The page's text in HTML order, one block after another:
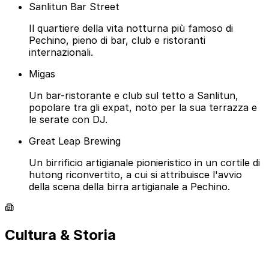
Sanlitun Bar Street
Il quartiere della vita notturna più famoso di
Pechino, pieno di bar, club e ristoranti
internazionali.
Migas
Un bar-ristorante e club sul tetto a Sanlitun,
popolare tra gli expat, noto per la sua terrazza e
le serate con DJ.
Great Leap Brewing
Un birrificio artigianale pionieristico in un cortile di
hutong riconvertito, a cui si attribuisce l'avvio
della scena della birra artigianale a Pechino.
Cultura & Storia